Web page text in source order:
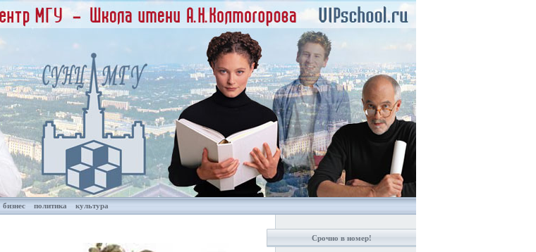
бизнес политика культура
Срочно в номер!